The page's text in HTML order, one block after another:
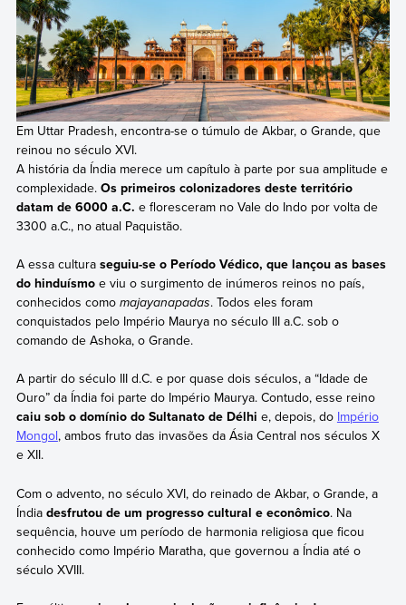
Em Uttar Pradesh, encontra-se o túmulo de Akbar, o Grande, que
reinou no século XVI.
A história da Índia merece um capítulo à parte por sua amplitude e
complexidade. Os primeiros colonizadores deste território
datam de 6000 a.C. e floresceram no Vale do Indo por volta de
3300 a.C., no atual Paquistão.
A essa culturaseguiu-se o Período Védico, que lançou as bases
do hinduísmoe viu o surgimento de inúmeros reinos no país,
conhecidos como majayanapadas. Todos eles foram
conquistados pelo Império Maurya no século III a.C. sob o
comando de Ashoka, o Grande.
A partir do século III d.C. e por quase dois séculos, a “Idade de
Ouro” da Índia foi parte do Império Maurya. Contudo, esse reino
caiu sob o domínio do Sultanato de Délhi e, depois, do Império
Mongol, ambos fruto das invasões da Ásia Central nos séculos X
e XII.
Com o advento, no século XVI, do reinado de Akbar, o Grande, a
Índia desfrutou de um progresso cultural e econômico. Na
sequência, houve um período de harmonia religiosa que ficou
conhecido como Império Maratha, que governou a Índia até o
século XVIII.